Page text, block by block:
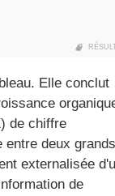
gratuite
Elle conclut
de chiffre
entre deux grands
externalisée
de